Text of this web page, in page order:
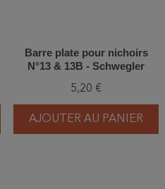
Barre plate pour nichoirs
N°13 & 13B - Schwegler
5,20 €
AJOUTER AU PANIER